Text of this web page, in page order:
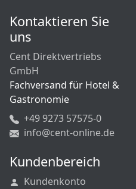
Kontaktieren Sie
uns
Cent Direktvertriebs
GmbH
Fachversand für Hotel &
Gastronomie
+49 9273 57575-0
info@cent-online.de
Kundenbereich
Kundenkonto